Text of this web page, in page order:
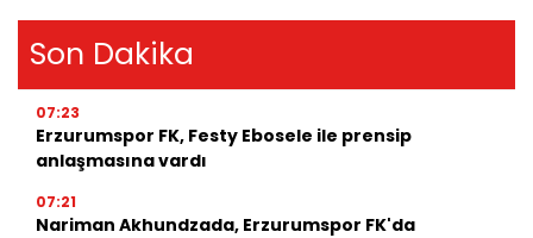
Son Dakika
07:23
Erzurumspor FK, Festy Ebosele ile prensip
anlaşmasına vardı
07:21
Nariman Akhundzada, Erzurumspor FK'da